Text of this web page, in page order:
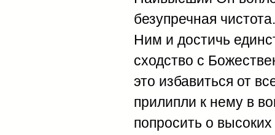
безупречная
Ним и достичь
сходство с
это избавиться от
прилипли к нему в
попросить о